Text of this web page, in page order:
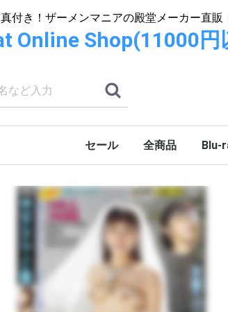
付き！ザーメンマニアの殿堂メーカー直
Online Shop(11000円
セール 全商品 Blu-